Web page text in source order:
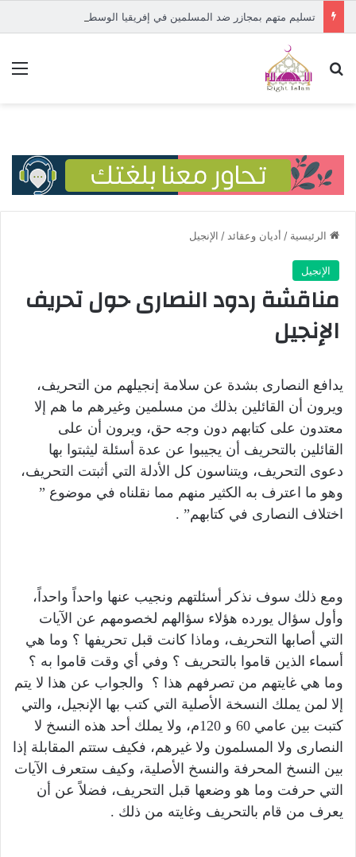
بحث عن
الرئيسية / أديان وعقائد / الإنجيل
الإنجيل
مناقشة ردود النصارى حول تحريف
الإنجيل
يدافع النصارى بشدة عن سلامة إنجيلهم من التحريف،
ويرون أن القائلين بذلك من مسلمين وغيرهم ما هم إلا
معتدون على كتابهم دون وجه حق، ويرون أن على
القائلين بالتحريف أن يجيبوا عن عدة أسئلة ليثبتوا بها
دعوى التحريف، ويتناسون كل الأدلة التي أثبتت التحريف،
وهو ما اعترف به الكثير منهم مما نقلناه في موضوع ”
اختلاف النصارى في كتابهم” .
ومع ذلك سوف نذكر أسئلتهم ونجيب عنها واحداً واحداً،
وأول سؤال يورده هؤلاء سؤالهم لخصومهم عن الآيات
التي أصابها التحريف، وماذا كانت قبل تحريفها ؟ وما هي
أسماء الذين قاموا بالتحريف ؟ وفي أي وقت قاموا به ؟
وما هي غايتهم من تصرفهم هذا ؟ والجواب عن هذا لا يتم
إلا لمن يملك النسخة الأصلية التي كتب بها الإنجيل، والتي
كتبت بين عامي 60 و 120م، ولا يملك أحد هذه النسخ لا
النصارى ولا المسلمون ولا غيرهم، فكيف ستتم المقابلة إذا
بين النسخ المحرفة والنسخ الأصلية، وكيف ستعرف الآيات
التي حرفت وما هو وضعها قبل التحريف، فضلاً عن أن
يعرف من قام بالتحريف وغايته من ذلك .